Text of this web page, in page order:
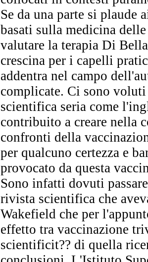
Se da una parte si
basati sulla medicina
valutare la terapia Di
crescina per i capelli
addentra nel campo
complicate. Ci sono
scientifica seria come
contribuito a creare nella
confronti della
per qualcuno certezza e
provocato da questa
Sono infatti dovuti
rivista scientifica che
Wakefield che per
effetto tra vaccinazione
scientificit?? di quella